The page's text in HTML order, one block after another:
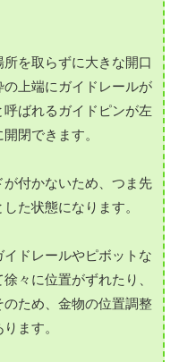
を取らずに大きな開口
上端にガイドレールが
ばれるガイドピンが左
閉できます。
付かないため、つま先
た状態になります。
ドレールやピボットな
々に位置がずれたり、
ため、金物の位置調整
ます。